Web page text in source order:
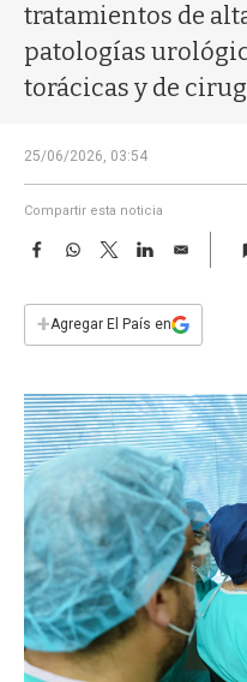
tratamientos de
patologías
torácicas y de
25/06/2026, 03:54
Compartir esta noticia
F
e
b
k
W
s
p
T
w
t
L
n
E
i
l
+Agregar El País en